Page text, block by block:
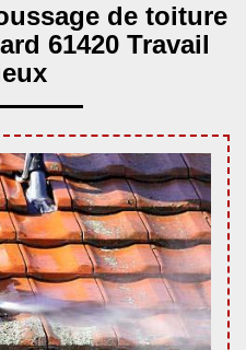
de toiture
61420 Travail